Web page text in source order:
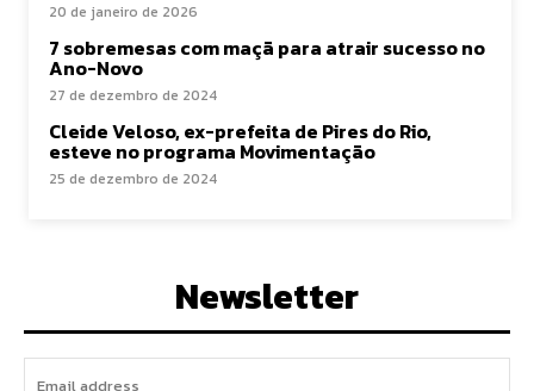
20 de janeiro de 2026
7 sobremesas com maçã para atrair sucesso no
Ano-Novo
27 de dezembro de 2024
Cleide Veloso, ex-prefeita de Pires do Rio,
esteve no programa Movimentação
25 de dezembro de 2024
Newsletter